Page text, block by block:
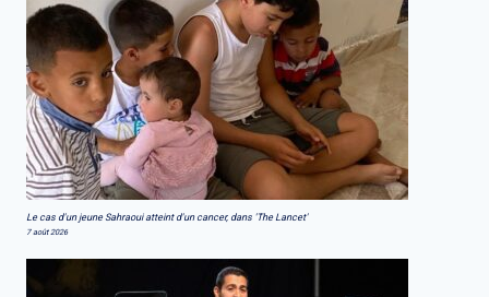
Le cas d'un jeune Sahraoui atteint d'un cancer, dans 'The Lancet'
7 août 2026